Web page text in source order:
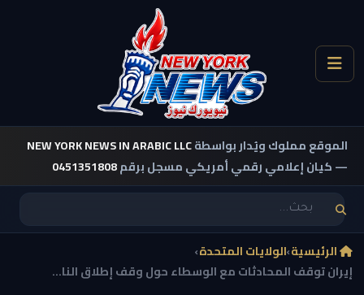
الموقع مملوك ويُدار بواسطةNEW YORK NEWS IN ARABIC LLC
— كيان إعلامي رقمي أمريكي مسجل برقم0451351808
الرئيسية›الولايات المتحدة›
إيران توقف المحادثات مع الوسطاء حول وقف إطلاق النا...